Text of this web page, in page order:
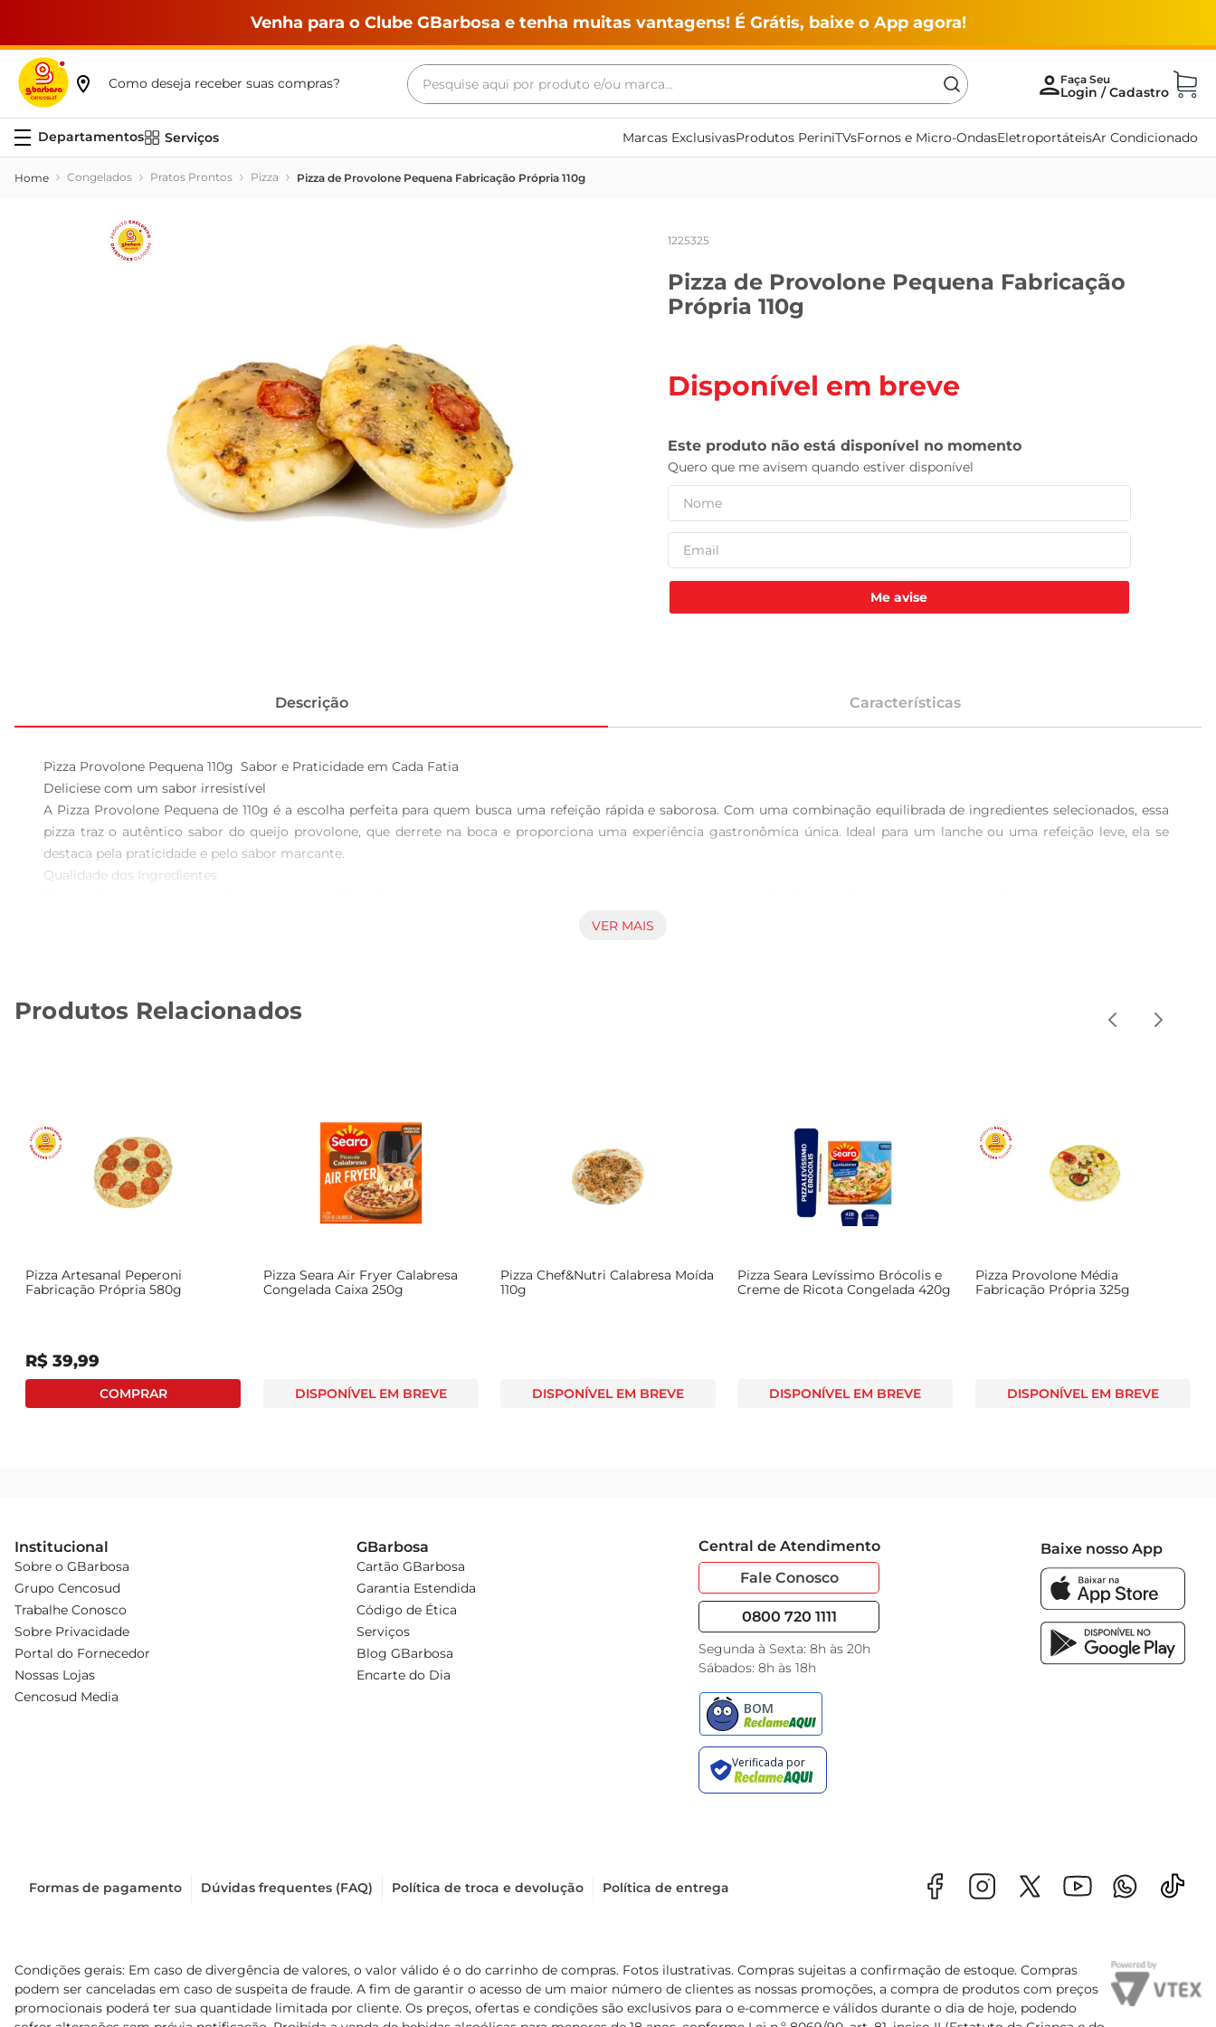
Venha para o Clube GBarbosa e tenha muitas vantagens! É Grátis, baixe o App agora!
Como deseja receber suas compras?
Pesquise aqui por produto e/ou marca...
Serviços Marcas ExclusivasProdutos PeriniTVsFornos e Micro-OndasEletroportáteisAr Condicionado
Congelados Pratos Prontos Pizza Pizza de Provolone Pequena Fabricação Própria 110g
1225325
Pizza de Provolone Pequena Fabricação
Própria 110g
Disponível em breve
Me avise
Descrição Características
Pizza Provolone Pequena 110g  Sabor e Praticidade em Cada Fatia
Deliciese com um sabor irresistível
A Pizza Provolone Pequena de 110g é a escolha perfeita para quem busca uma refeição rápida e saborosa. Com uma combinação equilibrada de ingredientes selecionados, essa
pizza traz o autêntico sabor do queijo provolone, que derrete na boca e proporciona uma experiência gastronômica única. Ideal para um lanche ou uma refeição leve, ela se
destaca pela praticidade e pelo sabor marcante.
Qualidade dos Ingredientes
cremosa. Cada fatia é uma explosão de sabor, perfeita para ser compartilhada em momentos especiais ou para saborear sozinho. A combinação de ingredientes frescos e a
durante o dia, a Pizza Provolone se adapta a qualquer momento. Basta aquecer no forno ou microondas e em poucos minutos você terá uma refeição deliciosa e prática.
Com 110g, a Pizza Provolone é ideal para uma refeição individual ou para ser compartilhada. Seu tamanho compacto facilita o armazenamento e o preparo, tornandoa uma
opção prática para o dia a dia. Não deixe de experimentar essa deliciosapizza e descubra como é fácil e rápido ter um saboroso prato à mesa
VER MAIS
Produtos Relacionados
Pizza Artesanal Peperoni
Fabricação Própria 580g
R$ 39,99
Pizza Seara Air Fryer Calabresa
Congelada Caixa 250g
DISPONÍVEL EM BREVE
Pizza Chef&Nutri Calabresa Moída
110g
DISPONÍVEL EM BREVE
Pizza Seara Levíssimo Brócolis e
Creme de Ricota Congelada 420g
DISPONÍVEL EM BREVE
Pizza Provolone Média
Fabricação Própria 325g
DISPONÍVEL EM BREVE
Institucional
Sobre o GBarbosa
Grupo Cencosud
Trabalhe Conosco
Sobre Privacidade
Portal do Fornecedor
Nossas Lojas
Cencosud Media
GBarbosa
Cartão GBarbosa
Garantia Estendida
Código de Ética
Serviços
Blog GBarbosa
Encarte do Dia
Central de Atendimento
Fale Conosco
0800 720 1111
Segunda à Sexta: 8h às 20h
Sábados: 8h às 18h
Baixe nosso App
Formas de pagamento Dúvidas frequentes (FAQ) Política de troca e devolução Política de entrega
Condições gerais: Em caso de divergência de valores, o valor válido é o do carrinho de compras. Fotos ilustrativas. Compras sujeitas a confirmação de estoque. Compras
podem ser canceladas em caso de suspeita de fraude. A fim de garantir o acesso de um maior número de clientes as nossas promoções, a compra de produtos com preços
promocionais poderá ter sua quantidade limitada por cliente. Os preços, ofertas e condições são exclusivos para o e-commerce e válidos durante o dia de hoje, podendo
Termos mais buscados
maquina lavar
vinho
leite pó
tv